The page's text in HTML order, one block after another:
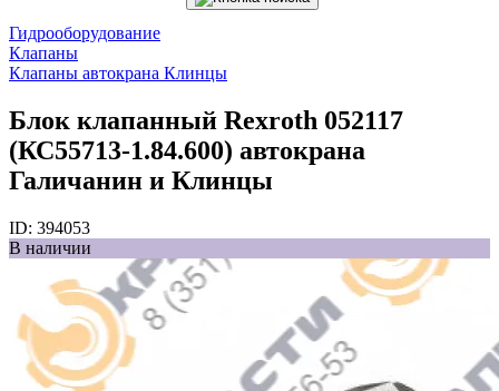
Гидрооборудование
Клапаны
Клапаны автокрана Клинцы
Блок клапанный Rexroth 052117
(КС55713-1.84.600) автокрана
Галичанин и Клинцы
ID: 394053
В наличии